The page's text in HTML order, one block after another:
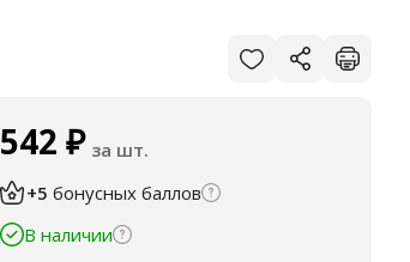
542 ₽ за шт.
+5 бонусных баллов
В наличии